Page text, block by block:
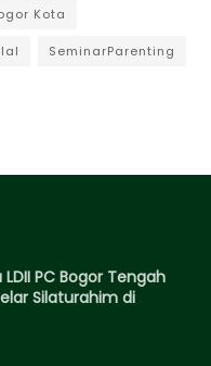
Kota
SeminarParenting
PC Bogor Tengah
Silaturahim di